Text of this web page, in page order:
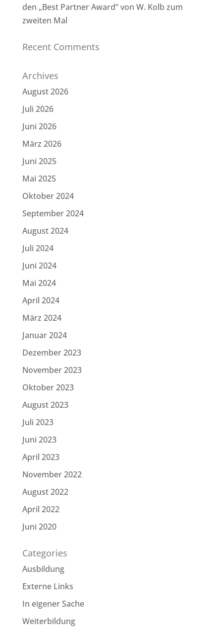
den „Best Partner Award“ von W. Kolb zum
zweiten Mal
Recent Comments
Archives
August 2026
Juli 2026
Juni 2026
März 2026
Juni 2025
Mai 2025
Oktober 2024
September 2024
August 2024
Juli 2024
Juni 2024
Mai 2024
April 2024
März 2024
Januar 2024
Dezember 2023
November 2023
Oktober 2023
August 2023
Juli 2023
Juni 2023
April 2023
November 2022
August 2022
April 2022
Juni 2020
Categories
Ausbildung
Externe Links
In eigener Sache
Weiterbildung